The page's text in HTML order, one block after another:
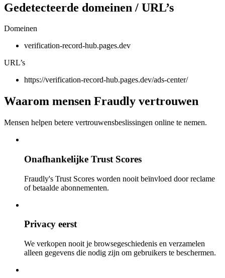
Gedetecteerde domeinen / URL’s
Domeinen
verification-record-hub.pages.dev
URL’s
https://verification-record-hub.pages.dev/ads-center/
Waarom mensen Fraudly vertrouwen
Mensen helpen betere vertrouwensbeslissingen online te nemen.
Onafhankelijke Trust Scores
Fraudly's Trust Scores worden nooit beïnvloed door reclame
of betaalde abonnementen.
Privacy eerst
We verkopen nooit je browsegeschiedenis en verzamelen
alleen gegevens die nodig zijn om gebruikers te beschermen.